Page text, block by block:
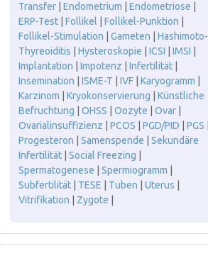
Transfer| Endometrium Endometriose
ERP-Test| Follikel Follikel-Punktion
Follikel-Stimulation
Gameten
Hashimoto-
Thyreoiditis
Hysteroskopie ICSI IMSI
Implantation
Impotenz Infertilität|
Insemination
ISME-T IVF| Karyogramm
Karzinom
Kryokonservierung
Künstliche
Befruchtung
OHSS Oozyte Ovar|
Ovarialinsuffizienz
PCOS PGD/PID PGS
Progesteron
Samenspende
Sekundäre
Infertilität| Social Freezing
Spermatogenese
Spermiogramm
Subfertilität| TESE Tuben Uterus
Vitrifikation
Zygote